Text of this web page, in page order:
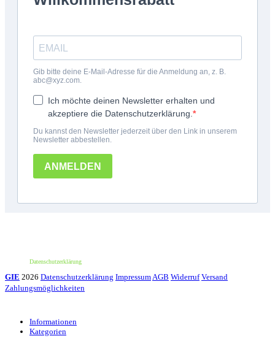
Datenschutzerklärung
GIE 2026 Datenschutzerklärung ImpressumAGB Widerruf Versand
Zahlungsmöglichkeiten
Informationen
Kategorien